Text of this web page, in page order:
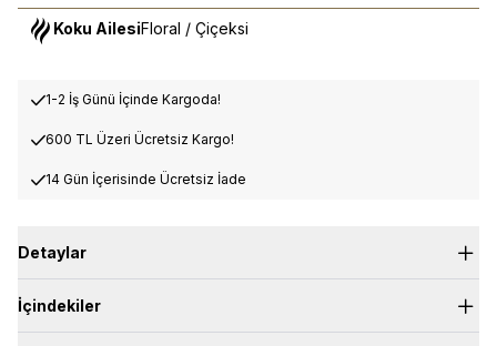
Koku AilesiFloral / Çiçeksi
1-2 İş Günü İçinde Kargoda!
600 TL Üzeri Ücretsiz Kargo!
14 Gün İçerisinde Ücretsiz İade
Detaylar
Altının ışıltısını teninizde hissedin! MAD Selective P.108, parıltılı
cazibesi ve çarpıcı zarafetiyle dikkatleri üzerine çeken
İçindekiler